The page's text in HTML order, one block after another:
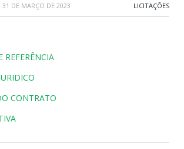
31 DE MARÇO DE 2023 LICITAÇÕES
REFERÊNCIA
CONTRATO